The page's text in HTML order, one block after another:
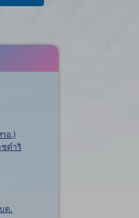
อ.)
ชดำริ
ต.